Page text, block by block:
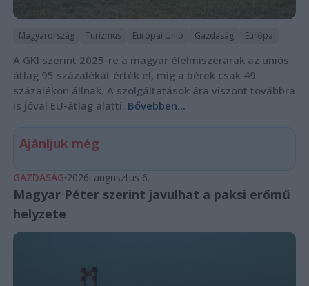
Magyarország Turizmus Európai Unió Gazdaság Európa
A GKI szerint 2025-re a magyar élelmiszerárak az uniós
átlag 95 százalékát érték el, míg a bérek csak 49
százalékon állnak. A szolgáltatások ára viszont továbbra
is jóval EU-átlag alatti. Bővebben...
Ajánljuk még
GAZDASÁG 2026. augusztus 6.
Magyar Péter szerint javulhat a paksi erőmű
helyzete